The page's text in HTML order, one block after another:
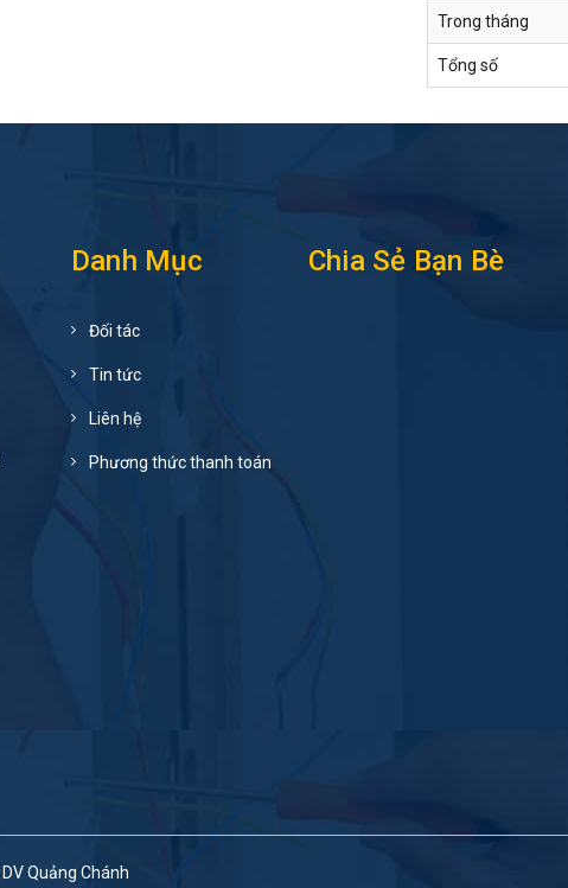
Trong tháng
Tổng số
Danh Mục
Đối tác
Tin tức
Liên hệ
Phương thức thanh toán
Chia Sẻ Bạn Bè